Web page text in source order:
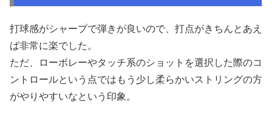
打球感がシャープで弾きが良いので、打点がきちんとあえ
ば非常に楽でした。
ただ、ローボレーやタッチ系のショットを選択した際のコ
ントロールという点ではもう少し柔らかいストリングの方
がやりやすいなという印象。